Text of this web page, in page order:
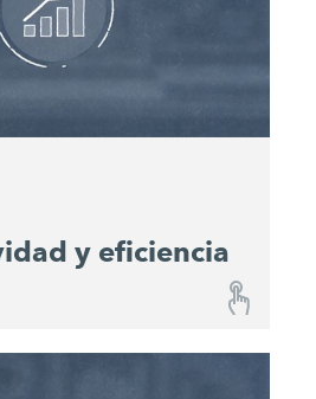
planificar fácilmente los
técnico. De este modo,
de las máquinas y
y eficiencia